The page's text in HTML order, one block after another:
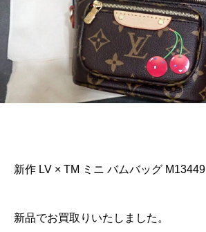
新作 LV × TM ミニ バムバッグ M13449
新品でお買取りいたしました。